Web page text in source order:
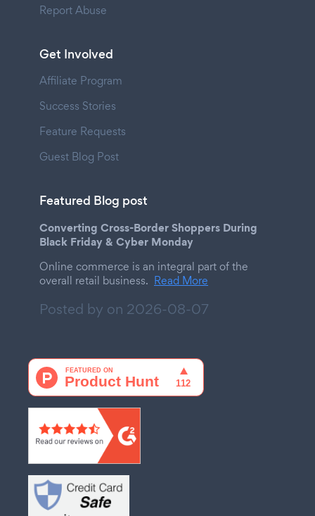
Report Abuse
Get Involved
Affiliate Program
Success Stories
Feature Requests
Guest Blog Post
Featured Blog post
Converting Cross-Border Shoppers During
Black Friday & Cyber Monday
Online commerce is an integral part of the
overall retail business. Read More
Posted by on 2026-08-07